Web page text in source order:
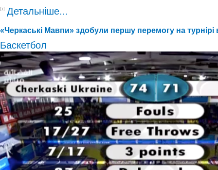
Детальніше...
«Черкаські Мавпи» здобули першу перемогу на турнірі
Баскетбол